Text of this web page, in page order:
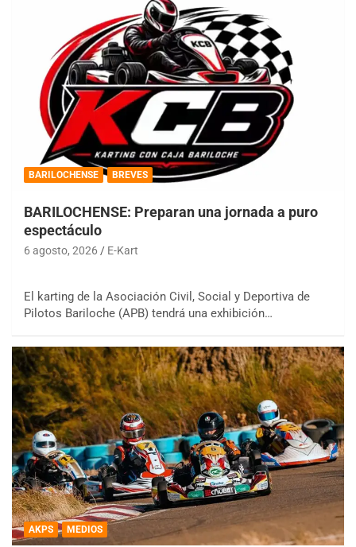
BARILOCHENSE BREVES
BARILOCHENSE: Preparan una jornada a puro
espectáculo
6 agosto, 2026 E-Kart
El karting de la Asociación Civil, Social y Deportiva de
Pilotos Bariloche (APB) tendrá una exhibición…
AKPS MEDIOS